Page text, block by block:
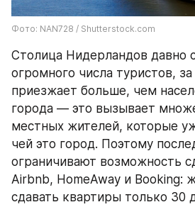
Фото: NAN728 / Shutterstock.com
Столица Нидерландов давно
огромного числа туристов,
приезжает больше, чем
города — это вызывает
местных жителей, которые
чей это город. Поэтому
ограничивают возможность
Airbnb, HomeAway и Booking:
сдавать квартиры только 30